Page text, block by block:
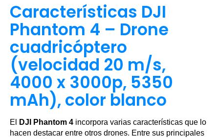
Características DJI
Phantom 4 – Drone
cuadricóptero
(velocidad 20 m/s,
4000 x 3000p, 5350
mAh), color blanco
El DJI Phantom 4 incorpora varias características que lo
hacen destacar entre otros drones. Entre sus principales